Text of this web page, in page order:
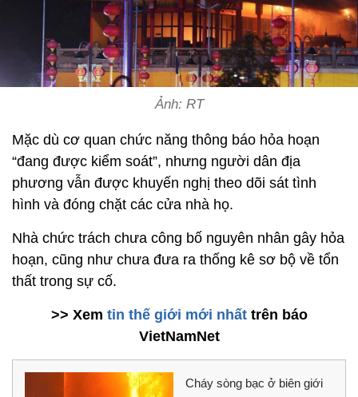
Ảnh: RT
Mặc dù cơ quan chức năng thông báo hỏa hoạn
“đang được kiểm soát”, nhưng người dân địa
phương vẫn được khuyến nghị theo dõi sát tình
hình và đóng chặt các cửa nhà họ.
Nhà chức trách chưa công bố nguyên nhân gây hỏa
hoạn, cũng như chưa đưa ra thống kê sơ bộ về tổn
thất trong sự cố.
>> Xem tin thế giới mới nhấttrên báo
VietNamNet
Cháy sòng bạc ở biên giới